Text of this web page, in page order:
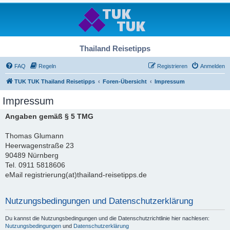
Thailand Reisetipps
FAQ Regeln Anmelden
Registrieren
TUK TUK Thailand Reisetipps Foren-Übersicht Impressum
Impressum
Angaben gemäß § 5 TMG
Thomas Glumann
Heerwagenstraße 23
90489 Nürnberg
Tel. 0911 5818606
eMail registrierung(at)thailand-reisetipps.de
Nutzungsbedingungen und Datenschutzerklärung
Du kannst die Nutzungsbedingungen und die Datenschutzrichtlinie hier nachlesen:
Nutzungsbedingungen und Datenschutzerklärung